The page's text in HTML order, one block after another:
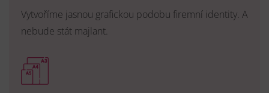
Vytvoříme jasnou grafickou podobu firemní identity. A
nebude stát majlant.